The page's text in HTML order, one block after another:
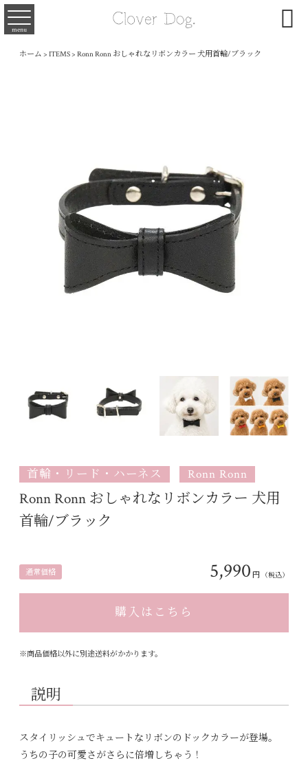
menu 
ホーム > ITEMS> Ronn Ronn おしゃれなリボンカラー 犬用首輪/ブラック
首輪・リード・ハーネス Ronn Ronn
Ronn Ronn おしゃれなリボンカラー 犬用
首輪/ブラック
通常価格 5,990 円 （税込）
購入はこちら
※商品価格以外に別途送料がかかります。
説明
スタイリッシュでキュートなリボンのドックカラーが登場。
うちの子の可愛さがさらに倍増しちゃう！